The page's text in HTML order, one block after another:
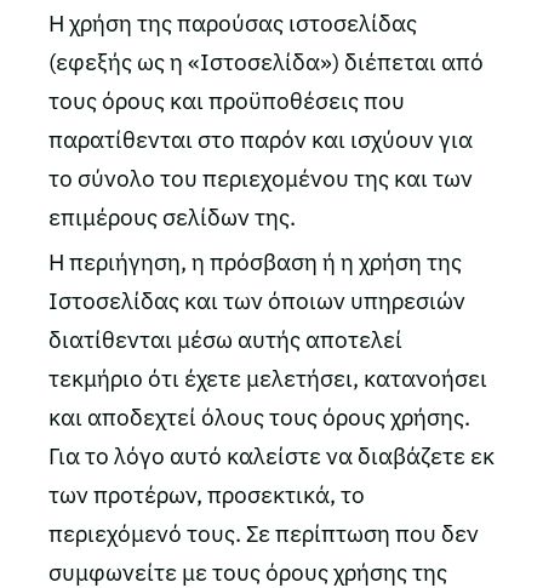
Η χρήση της παρούσας ιστοσελίδας
(εφεξής ως η «Ιστοσελίδα») διέπεται από
τους όρους και προϋποθέσεις που
παρατίθενται στο παρόν και ισχύουν για
το σύνολο του περιεχομένου της και των
επιμέρους σελίδων της.
Η περιήγηση, η πρόσβαση ή η χρήση της
Ιστοσελίδας και των όποιων υπηρεσιών
διατίθενται μέσω αυτής αποτελεί
τεκμήριο ότι έχετε μελετήσει, κατανοήσει
και αποδεχτεί όλους τους όρους χρήσης.
Για το λόγο αυτό καλείστε να διαβάζετε εκ
των προτέρων, προσεκτικά, το
περιεχόμενό τους. Σε περίπτωση που δεν
συμφωνείτε με τους όρους χρήσης της